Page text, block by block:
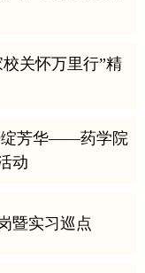
关怀万里行”精
绽芳华——药学院
动
暨实习巡点